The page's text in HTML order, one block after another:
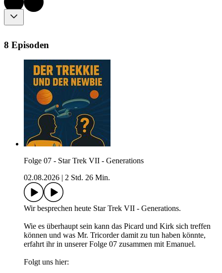
8 Episoden
Folge 07 - Star Trek VII - Generations
02.08.2026
2 Std. 26 Min.
Wir besprechen heute Star Trek VII - Generations.
Wie es überhaupt sein kann das Picard und Kirk sich treffen
können und was Mr. Tricorder damit zu tun haben könnte,
erfahrt ihr in unserer Folge 07 zusammen mit Emanuel.
Folgt uns hier: